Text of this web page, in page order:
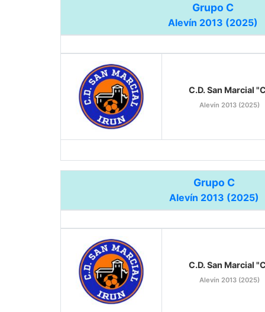
Grupo C
Alevín 2013 (2025)
C.D. San Marcial
Alevín 2013 (2025)
Grupo C
Alevín 2013 (2025)
C.D. San Marcial
Alevín 2013 (2025)